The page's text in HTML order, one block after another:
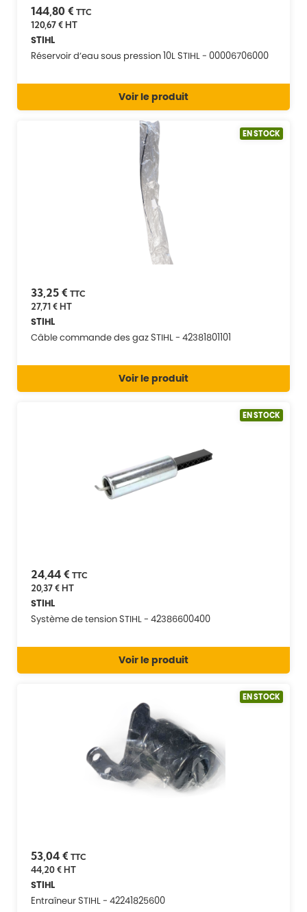
144,80 € TTC
120,67 €HT
STIHL
Réservoir d’eau sous pression 10L STIHL - 00006706000
Voir le produit
EN STOCK
33,25 € TTC
27,71 €HT
STIHL
Câble commande des gaz STIHL - 42381801101
Voir le produit
EN STOCK
24,44 € TTC
20,37 €HT
STIHL
Système de tension STIHL - 42386600400
Voir le produit
EN STOCK
53,04 € TTC
44,20 €HT
STIHL
Entraîneur STIHL - 42241825600